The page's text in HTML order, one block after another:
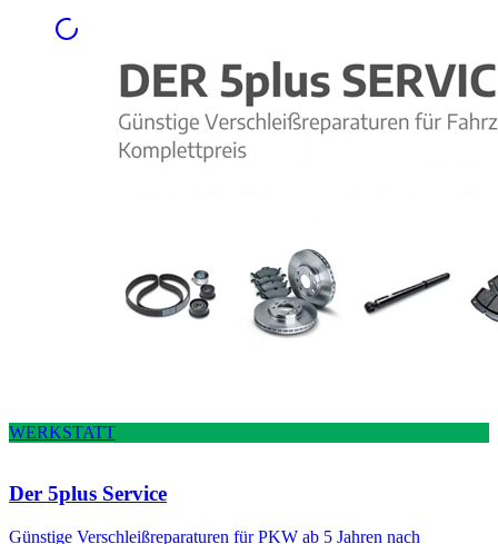
WERKSTATT
Der 5plus Service
Günstige Verschleißreparaturen für PKW ab 5 Jahren nach